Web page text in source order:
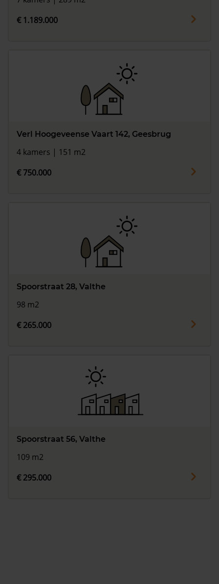
€ 1.189.000
Verl Hoogeveense Vaart 142, Geesbrug
4 kamers | 151 m2
€ 750.000
Spoorstraat 28, Valthe
98 m2
€ 265.000
Spoorstraat 56, Valthe
109 m2
€ 295.000